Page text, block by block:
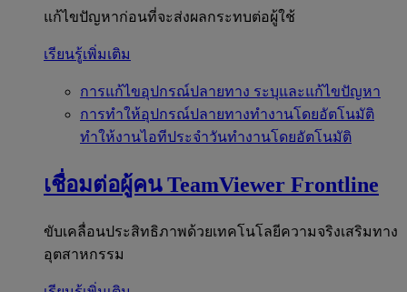
แก้ไขปัญหาก่อนที่จะส่งผลกระทบต่อผู้ใช้
เรียนรู้เพิ่มเติม
การแก้ไขอุปกรณ์ปลายทาง ระบุและแก้ไขปัญหา
การทำให้อุปกรณ์ปลายทางทำงานโดยอัตโนมัติ
ทำให้งานไอทีประจำวันทำงานโดยอัตโนมัติ
เชื่อมต่อผู้คน TeamViewer Frontline
ขับเคลื่อนประสิทธิภาพด้วยเทคโนโลยีความจริงเสริมทาง
อุตสาหกรรม